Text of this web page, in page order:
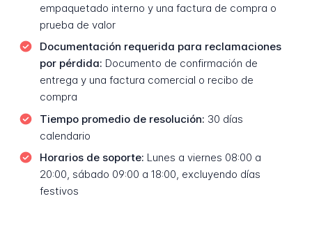
empaquetado interno y una factura de compra o
prueba de valor
Documentación requerida para reclamaciones
por pérdida: Documento de confirmación de
entrega y una factura comercial o recibo de
compra
Tiempo promedio de resolución: 30 días
calendario
Horarios de soporte: Lunes a viernes 08:00 a
20:00, sábado 09:00 a 18:00, excluyendo días
festivos